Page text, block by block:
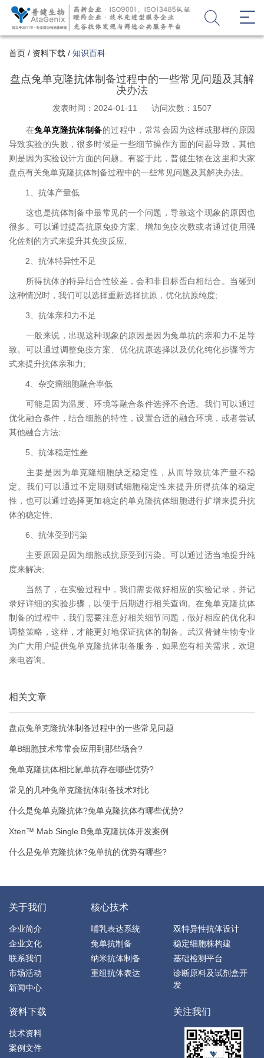
首页 / 资料下载 / 知识百科
盘点兔单克隆抗体制备过程中的一些常见问题及其解
决办法
发表时间：2024-01-11 访问次数：1507
在兔单克隆抗体制备的过程中，常常会因为这样或那样的原因
导致实验的失败，很多时候是一些细节操作方面的问题导致，其他
则是因为实验设计方面的问题。有鉴于此，普健生物在这里和大家
盘点有关兔单克隆抗体制备过程中的一些常见问题及其解决办法。
1、抗体产量低
这也是抗体制备中最常见的一个问题，导致这个现象的原因也
很多。可以通过提高抗原免疫方案、增加免疫次数或者通过使用强
化佐剂的方式来提升其免疫反应;
2、抗体特异性不足
所得抗体的特异结合性较差，会和非目标蛋白相结合。当碰到
这种情况时，我们可以选择重新选择抗原，优化抗原纯度;
3、抗体亲和力不足
一般来说，出现这种现象的原因是因为兔单抗的亲和力不足导
致。可以通过调整免疫方案、优化抗原选择以及优化纯化步骤等方
式来提升抗体亲和力;
4、杂交瘤细胞融合率低
可能是因为温度、环境等融合条件选择不合适。我们可以通过
优化融合条件，结合细胞的特性，设置合适的融合环境，或者尝试
其他融合方法;
5、抗体稳定性差
主要是因为单克隆细胞缺乏稳定性，从而导致抗体产量不稳
定。我们可以通过不定期测试细胞稳定性来提升所得抗体的稳定
性，也可以通过选择更加稳定的单克隆抗体细胞进行扩增来提升抗
体的稳定性;
6、抗体受到污染
主要原因是因为细胞或抗原受到污染。可以通过适当地提升纯
度来解决;
当然了，在实验过程中，我们需要做好相应的实验记录，并记
录好详细的实验步骤，以便于后期进行相关查询。在兔单克隆抗体
制备的过程中，我们需要注意好相关细节问题，做好相应的优化和
调整策略，这样，才能更好地保证抗体的制备。武汉普健生物专业
为广大用户提供兔单克隆抗体制备服务，如果您有相关需求，欢迎
来电咨询。
相关文章
盘点兔单克隆抗体制备过程中的一些常见问题
单B细胞技术常常会应用到那些场合?
兔单克隆抗体相比鼠单抗存在哪些优势?
常见的几种兔单克隆抗体制备技术对比
什么是兔单克隆抗体?兔单克隆抗体有哪些优势?
Xten™ Mab Single B兔单克隆抗体开发案例
什么是兔单克隆抗体?兔单抗的优势有哪些?
关于我们
企业简介
企业文化
联系我们
市场活动
新闻中心
核心技术
哺乳表达系统
兔单抗制备
纳米抗体制备
重组抗体表达
双特异性抗体设计
稳定细胞株构建
基础检测平台
诊断原料及试剂盒开
发
资料下载
技术资料
案例文件
关注我们